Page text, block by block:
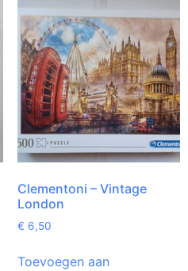
Clementoni – Vintage
London
€ 6,50
Toevoegen aan